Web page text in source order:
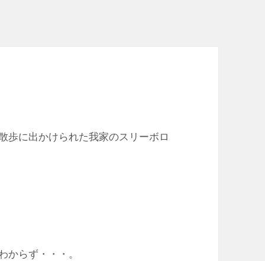
歩に出かけられた我家のスリーボロ
らず・・・。